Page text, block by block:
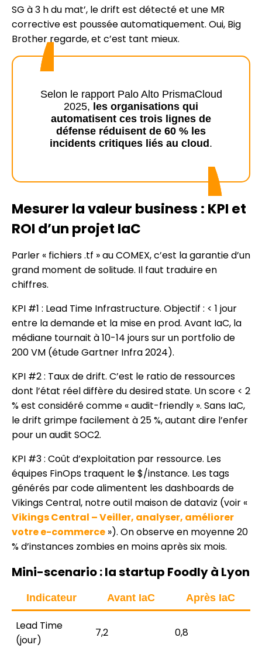
SG à 3 h du mat’, le drift est détecté et une MR
corrective est poussée automatiquement. Oui, Big
Brother regarde, et c’est tant mieux.
Selon le rapport Palo Alto PrismaCloud
2025, les organisations qui
automatisent ces trois lignes de
défense réduisent de 60 % les
incidents critiques liés au cloud .
Mesurer la valeur business : KPI et
ROI d’un projet IaC
Parler « fichiers .tf » au COMEX, c’est la garantie d’un
grand moment de solitude. Il faut traduire en
chiffres.
KPI #1 : Lead Time Infrastructure. Objectif : < 1 jour
entre la demande et la mise en prod. Avant IaC, la
médiane tournait à 10-14 jours sur un portfolio de
200 VM (étude Gartner Infra 2024).
KPI #2 : Taux de drift. C’est le ratio de ressources
dont l’état réel diffère du desired state. Un score < 2
% est considéré comme « audit-friendly ». Sans IaC,
le drift grimpe facilement à 25 %, autant dire l’enfer
pour un audit SOC2.
KPI #3 : Coût d’exploitation par ressource. Les
équipes FinOps traquent le $/instance. Les tags
générés par code alimentent les dashboards de
Vikings Central, notre outil maison de dataviz (voir «
Vikings Central – Veiller, analyser, améliorer
votre e-commerce »). On observe en moyenne 20
% d’instances zombies en moins après six mois.
Mini-scenario : la startup Foodly à Lyon
Indicateur Avant IaC Après IaC
Lead Time
(jour)
7,2 0,8